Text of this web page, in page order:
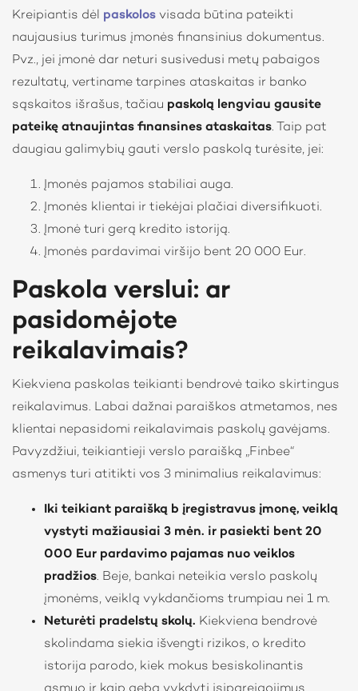
Kreipiantis dėl paskolos visada būtina pateikti
naujausius turimus įmonės finansinius dokumentus.
Pvz., jei įmonė dar neturi susivedusi metų pabaigos
rezultatų, vertiname tarpines ataskaitas ir banko
sąskaitos išrašus, tačiau paskolą lengviau gausite
pateikę atnaujintas finansines ataskaitas. Taip pat
daugiau galimybių gauti verslo paskolą turėsite, jei:
Įmonės pajamos stabiliai auga.
Įmonės klientai ir tiekėjai plačiai diversifikuoti.
Įmonė turi gerą kredito istoriją.
Įmonės pardavimai viršijo bent 20 000 Eur.
Paskola verslui: ar
pasidomėjote
reikalavimais?
Kiekviena paskolas teikianti bendrovė taiko skirtingus
reikalavimus. Labai dažnai paraiškos atmetamos, nes
klientai nepasidomi reikalavimais paskolų gavėjams.
Pavyzdžiui, teikiantieji verslo paraišką „Finbee“
asmenys turi atitikti vos 3 minimalius reikalavimus:
Iki teikiant paraišką b įregistravus įmonę, veiklą
vystyti mažiausiai 3 mėn. ir pasiekti bent 20
000 Eur pardavimo pajamas nuo veiklos
pradžios. Beje, bankai neteikia verslo paskolų
įmonėms, veiklą vykdančioms trumpiau nei 1 m.
Neturėti pradelstų skolų. Kiekviena bendrovė
skolindama siekia išvengti rizikos, o kredito
istorija parodo, kiek mokus besiskolinantis